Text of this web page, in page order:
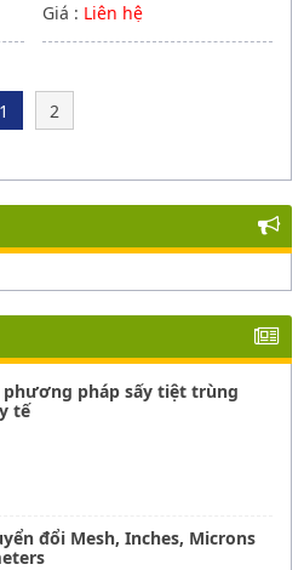
Giá : Liên hệ
1 2
phương pháp sấy tiệt trùng
tế
đổi Mesh, Inches, Microns